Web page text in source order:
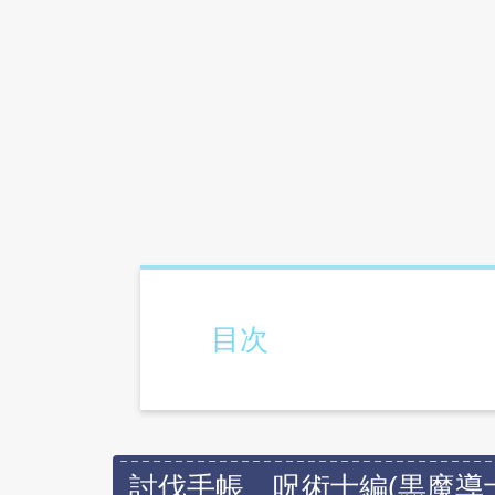
目次
討伐手帳 呪術士編(黒魔